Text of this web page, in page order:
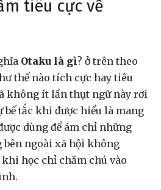
tiêu cực về
Otaku là gì? ở trên theo
thế nào tích cực hay tiêu
không ít lần thụt ngữ này rơi
bế tắc khi được hiểu là mang
dùng để ám chỉ những
bên ngoài xã hội không
học chỉ chăm chú vào